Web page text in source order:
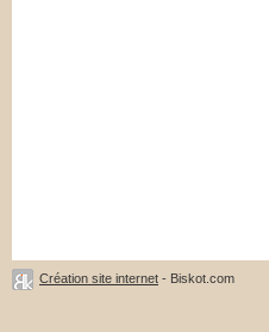
Création site internet - Biskot.com